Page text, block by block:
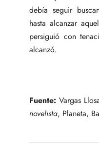
debía seguir
hasta alcanzar
persiguió con
alcanzó.
Fuente: Vargas
novelista, Planeta,